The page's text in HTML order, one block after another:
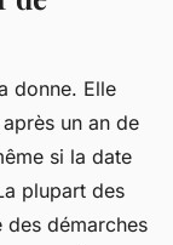
donne. Elle
un an de
si la date
plupart des
des démarches